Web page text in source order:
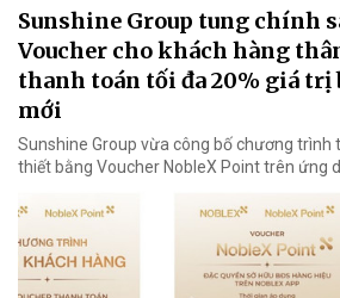
Sunshine Group tung chính
Voucher cho khách hàng
thanh toán tối đa 20% giá trị
mới
Sunshine Group vừa công bố chương trình
thiết bằng Voucher NobleX Point trên ứng